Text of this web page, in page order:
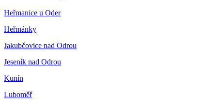
Heřmanice u Oder
Heřmánky
Jakubčovice nad Odrou
Jeseník nad Odrou
Kunín
Luboměř